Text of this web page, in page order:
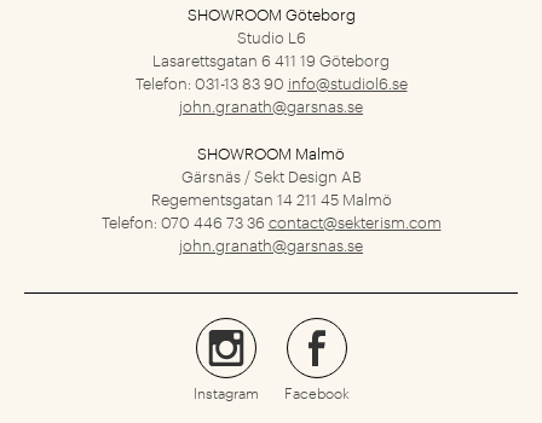
SHOWROOM Göteborg
Studio L6
Lasarettsgatan 6 411 19 Göteborg
Telefon: 031-13 83 90 info@studiol6.se
john.granath@garsnas.se
SHOWROOM Malmö
Gärsnäs / Sekt Design AB
Regementsgatan 14211 45 Malmö
Telefon: 070 446 73 36 contact@sekterism.com
john.granath@garsnas.se
Instagram Facebook